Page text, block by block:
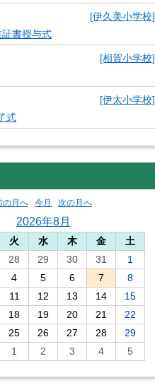
[伊久美小学校]
書授与式
[相賀小学校]
[伊太小学校]
式
の月へ 今月 次の月へ
2026年8月
火 水 木 金
土
28 29 30 31
1
4 5 6 7
8
11 12 13 14
15
18 19 20 21
22
25 26 27 28
29
1 2 3 4 5